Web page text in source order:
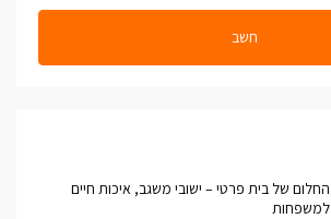
חשב
החלום של בית פרטי – ישובי משגב, איכות חיים
למשפחות